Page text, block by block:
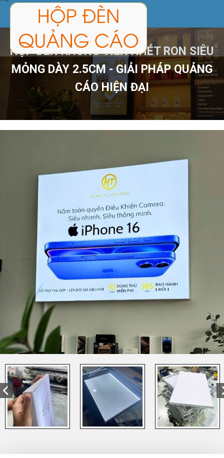
TRANG CHỦ
SẢN PHẨM
DỊCH VỤ
GIỚI THIỆU
LIÊN HỆ
HỘP ĐÈN KHÔNG VIỀN NHÉT RON SIÊU
MỎNG DÀY 2.5CM - GIẢI PHÁP QUẢNG
CÁO HIỆN ĐẠI